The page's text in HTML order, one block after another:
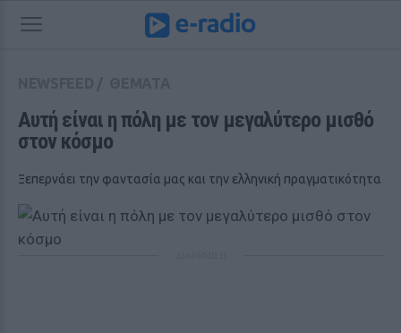
Αυτή είναι η πόλη με τον μεγαλύτερο μισθό
στον κόσμο
Ξεπερνάει την φαντασία μας και την ελληνική πραγματικότητα